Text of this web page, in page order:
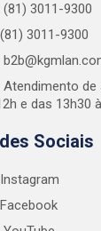
(81) 3011-9300
(81) 3011-9300
Atendimento de
e das 13h30
Sociais
Instagram
Facebook